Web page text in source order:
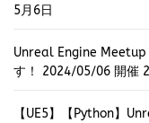
5月6日
Unreal Engine Meetup
す！ 2024/05/06 開催
【UE5】【Python】